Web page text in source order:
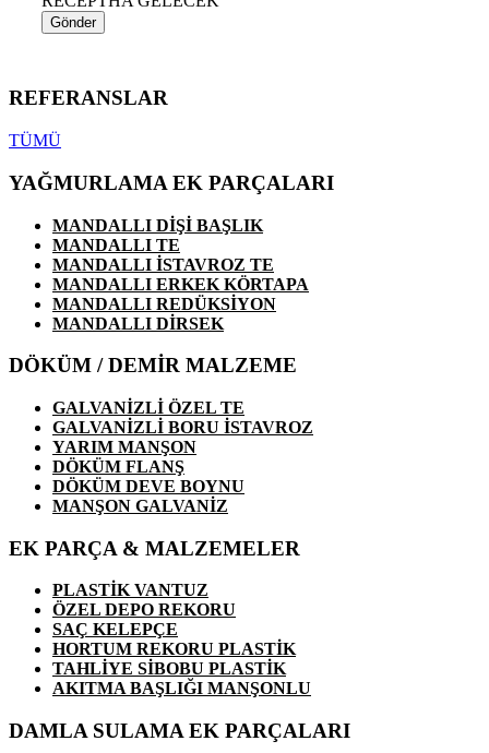
Gönder
REFERANSLAR
TÜMÜ
YAĞMURLAMA EK PARÇALARI
MANDALLI DİŞİ BAŞLIK
MANDALLI TE
MANDALLI İSTAVROZ TE
MANDALLI ERKEK KÖRTAPA
MANDALLI REDÜKSİYON
MANDALLI DİRSEK
DÖKÜM / DEMİR MALZEME
GALVANİZLİ ÖZEL TE
GALVANİZLİ BORU İSTAVROZ
YARIM MANŞON
DÖKÜM FLANŞ
DÖKÜM DEVE BOYNU
MANŞON GALVANİZ
EK PARÇA & MALZEMELER
PLASTİK VANTUZ
ÖZEL DEPO REKORU
SAÇ KELEPÇE
HORTUM REKORU PLASTİK
TAHLİYE SİBOBU PLASTİK
AKITMA BAŞLIĞI MANŞONLU
DAMLA SULAMA EK PARÇALARI